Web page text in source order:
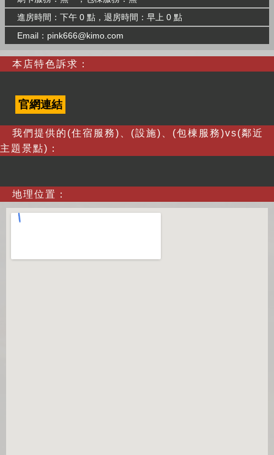
進房時間：下午 0 點，退房時間：早上 0 點
Email： pink666@kimo.com
本店特色訴求：
官網連結
我們提供的(住宿服務)、(設施)、(包棟服務)vs(鄰近
主題景點)：
地理位置：